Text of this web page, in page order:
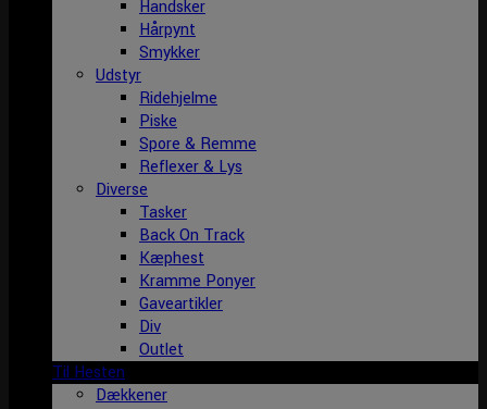
Handsker
Hårpynt
Smykker
Udstyr
Ridehjelme
Piske
Spore & Remme
Reflexer & Lys
Diverse
Tasker
Back On Track
Kæphest
Kramme Ponyer
Gaveartikler
Div
Outlet
Til Hesten
Dækkener